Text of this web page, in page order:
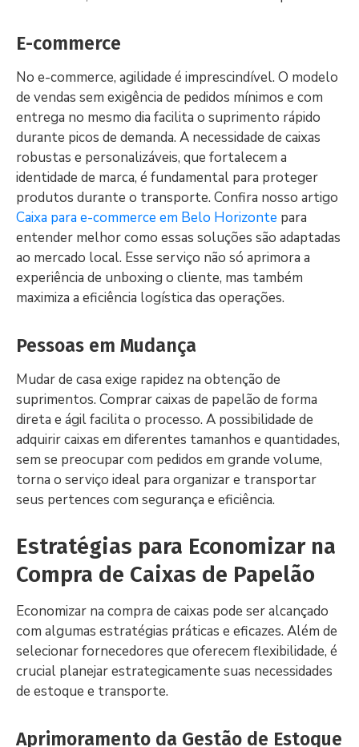
E-commerce
No e-commerce, agilidade é imprescindível. O modelo
de vendas sem exigência de pedidos mínimos e com
entrega no mesmo dia facilita o suprimento rápido
durante picos de demanda. A necessidade de caixas
robustas e personalizáveis, que fortalecem a
identidade de marca, é fundamental para proteger
produtos durante o transporte. Confira nosso artigo
Caixa para e-commerce em Belo Horizonte para
entender melhor como essas soluções são adaptadas
ao mercado local. Esse serviço não só aprimora a
experiência de unboxing o cliente, mas também
maximiza a eficiência logística das operações.
Pessoas em Mudança
Mudar de casa exige rapidez na obtenção de
suprimentos. Comprar caixas de papelão de forma
direta e ágil facilita o processo. A possibilidade de
adquirir caixas em diferentes tamanhos e quantidades,
sem se preocupar com pedidos em grande volume,
torna o serviço ideal para organizar e transportar
seus pertences com segurança e eficiência.
Estratégias para Economizar na
Compra de Caixas de Papelão
Economizar na compra de caixas pode ser alcançado
com algumas estratégias práticas e eficazes. Além de
selecionar fornecedores que oferecem flexibilidade, é
crucial planejar estrategicamente suas necessidades
de estoque e transporte.
Aprimoramento da Gestão de Estoque